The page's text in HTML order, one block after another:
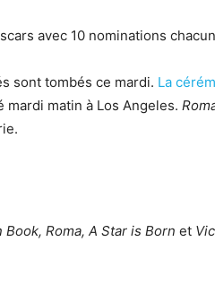
avec 10 nominations
sont tombés ce mardi. La
matin à Los Angeles.
Roma, A Star is Born et